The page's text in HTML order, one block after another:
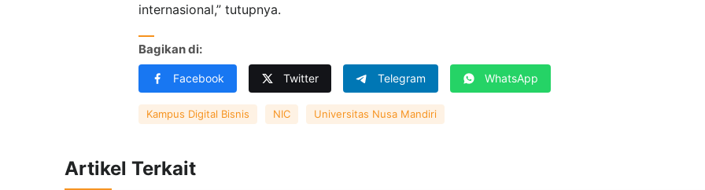
internasional,” tutupnya.
Bagikan di:
Facebook Twitter Telegram WhatsApp
Kampus Digital Bisnis NIC Universitas Nusa Mandiri
Artikel Terkait